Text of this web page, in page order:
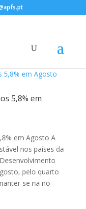
5,8% em
em Agosto A
nos países da
pelo quarto
se na no